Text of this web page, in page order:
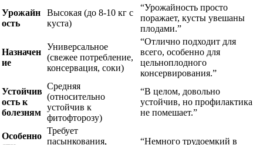
Урожайн
ость
Высокая (до 8-10 кг с
куста)
“Урожайность просто
поражает, кусты увешаны
плодами.”
Назначен
ие
Универсальное
(свежее потребление,
консервация, соки)
“Отлично подходит для
всего, особенно для
цельноплодного
консервирования.”
Устойчив
ость к
болезням
Средняя
(относительно
устойчив к
фитофторозу)
“В целом, довольно
устойчив, но профилактика
не помешает.”
Особенно
Требует
пасынкования,
“Немного трудоемкий в